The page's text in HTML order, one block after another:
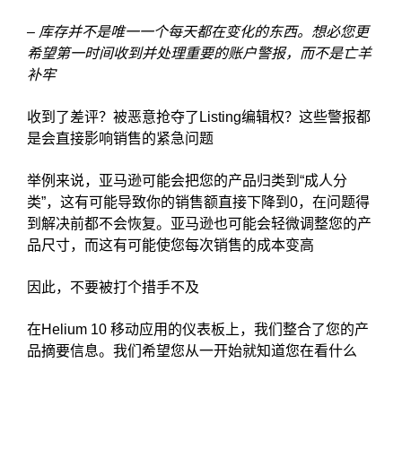
– 库存并不是唯一一个每天都在变化的东西。想必您更
希望第一时间收到并处理重要的账户警报，而不是亡羊
补牢
收到了差评？被恶意抢夺了Listing编辑权？这些警报都
是会直接影响销售的紧急问题
举例来说，亚马逊可能会把您的产品归类到“成人分
类”，这有可能导致你的销售额直接下降到0，在问题得
到解决前都不会恢复。亚马逊也可能会轻微调整您的产
品尺寸，而这有可能使您每次销售的成本变高
因此，不要被打个措手不及
在Helium 10 移动应用的仪表板上，我们整合了您的产
品摘要信息。我们希望您从一开始就知道您在看什么